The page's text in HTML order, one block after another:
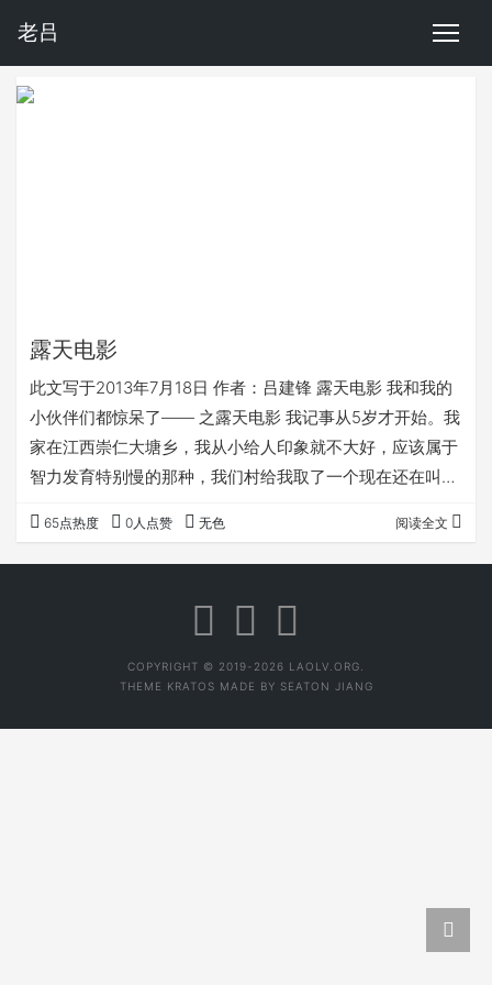
老吕
露天电影
此文写于2013年7月18日 作者：吕建锋 露天电影 我和我的
小伙伴们都惊呆了—— 之露天电影 我记事从5岁才开始。我
家在江西崇仁大塘乡，我从小给人印象就不大好，应该属于
智力发育特别慢的那种，我们村给我取了一个现在还在叫的
思是长的非常丑，意思是又蠢又丑。当然，我现在潇洒多
了。扯远了，言归正传，就从我5岁说起。 81年的夏天，河
65点热度 0人点赞 无色 阅读全文
COPYRIGHT © 2019-2026 LAOLV.ORG.
THEME KRATOS MADE BY SEATON JIANG